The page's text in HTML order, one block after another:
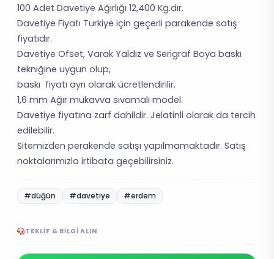
100 Adet Davetiye Ağırlığı 12,400 Kg.dır.
Davetiye Fiyatı Türkiye için geçerli parakende satış
fiyatıdır.
Davetiye Ofset, Varak Yaldız ve Serigraf Boya baskı
tekniğine uygun olup,
baskı fiyatı ayrı olarak ücretlendirilir.
1,6 mm Ağır mukavva sıvamalı model.
Davetiye fiyatına zarf dahildir. Jelatinli olarak da tercih
edilebilir.
Sitemizden perakende satışı yapılmamaktadır. Satış
noktalarımızla irtibata geçebilirsiniz.
#düğün #davetiye #erdem
TEKLIF & BILGI ALIN